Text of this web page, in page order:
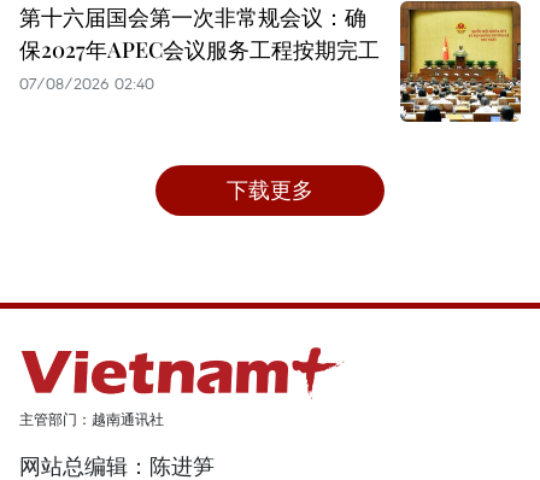
第十六届国会第一次非常规会议：确
保2027年APEC会议服务工程按期完工
07/08/2026 02:40
下载更多
主管部门：越南通讯社
网站总编辑：陈进笋